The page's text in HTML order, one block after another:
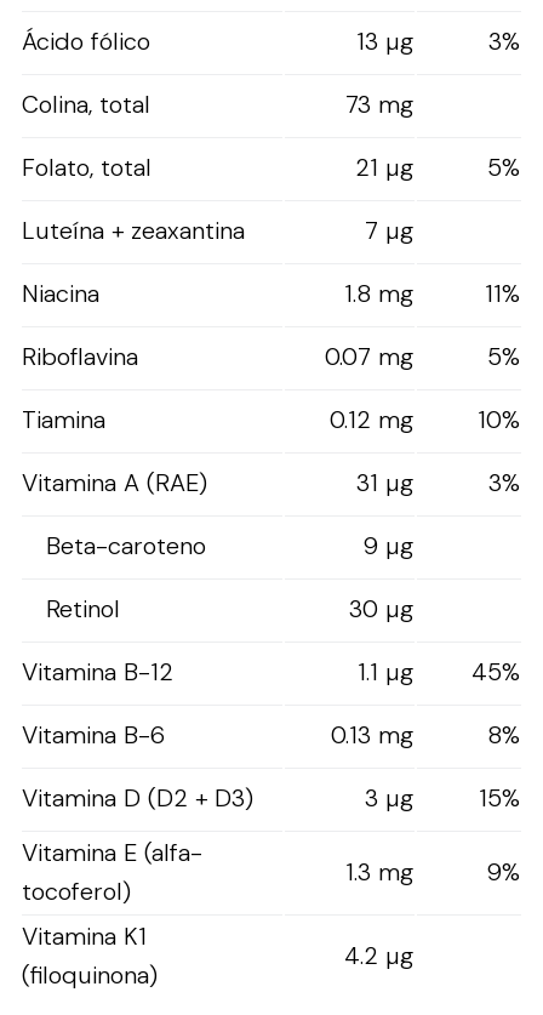
Ácido fólico 13 µg
3%
Colina, total
73 mg
Folato, total
21 µg
5%
Luteína + zeaxantina
7 µg
Niacina
1.8 mg
11%
Riboflavina
0.07 mg
5%
Tiamina
0.12 mg
10%
Vitamina A (RAE)
31 µg
3%
Beta-caroteno
9 µg
Retinol
30 µg
Vitamina B-12
1.1 µg
45%
Vitamina B-6
0.13 mg
8%
Vitamina D (D2 + D3)
3 µg
15%
Vitamina E (alfa-
tocoferol)
1.3 mg 9%
Vitamina K1
(filoquinona)
4.2 µg